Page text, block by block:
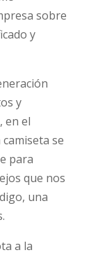
sobre
y
y
en el
se
para
que nos
una
a la